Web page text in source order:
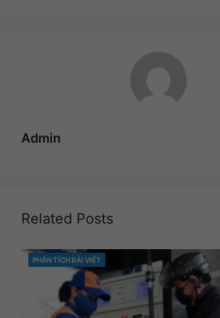
Admin
Related Posts
CATEGORIES
PHÂN TÍCH BÀI VIẾT